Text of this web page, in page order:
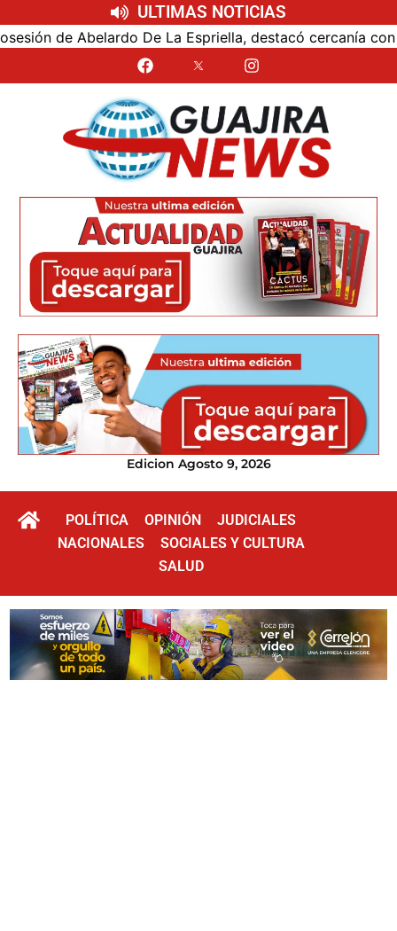
ULTIMAS NOTICIAS
de Abelardo De La Espriella, destacó cercanía con el
Edicion Agosto 9, 2026
POLÍTICA OPINIÓN
JUDICIALES
NACIONALES
SOCIALES Y CULTURA
SALUD